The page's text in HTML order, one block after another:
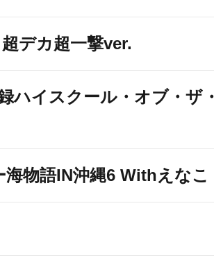
：００オ
デカ超一撃ver.
ハイスクール・オブ・ザ
海物語IN沖縄6 Withえなこ